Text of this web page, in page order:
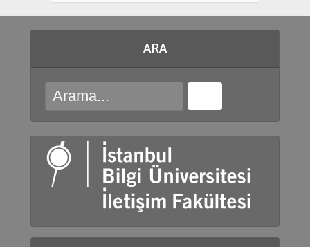
ARA